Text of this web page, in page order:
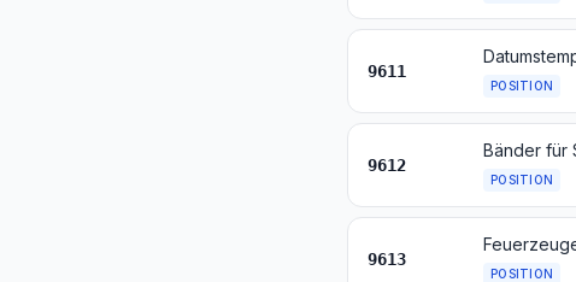
9611
POSITION
9612
POSITION
9613
POSITION